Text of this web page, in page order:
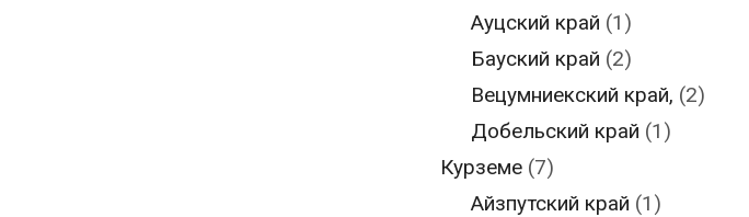
Ауцский край (1)
Бауский край (2)
Вецумниекский край, (2)
Добельский край (1)
Курземе(7)
Айзпутский край (1)